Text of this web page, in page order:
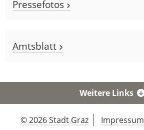
Pressefotos
Amtsblatt
Weitere Links
© 2026 Stadt Graz Impressum